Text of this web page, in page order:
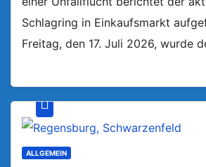
Schlagring in Einkaufsmarkt
Freitag, den 17. Juli 2026, wurde
ALLGEMEIN